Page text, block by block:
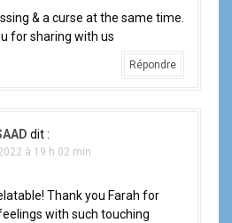
& a curse at the same time.
for sharing with us
Répondre
dit :
à 19 h 02 min
Thank you Farah for
with such touching